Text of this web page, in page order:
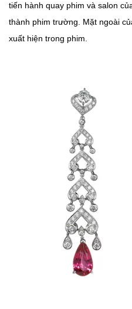
tiến hành quay phim và salon
thành phim trường. Mặt ngoài
xuất hiện trong phim.